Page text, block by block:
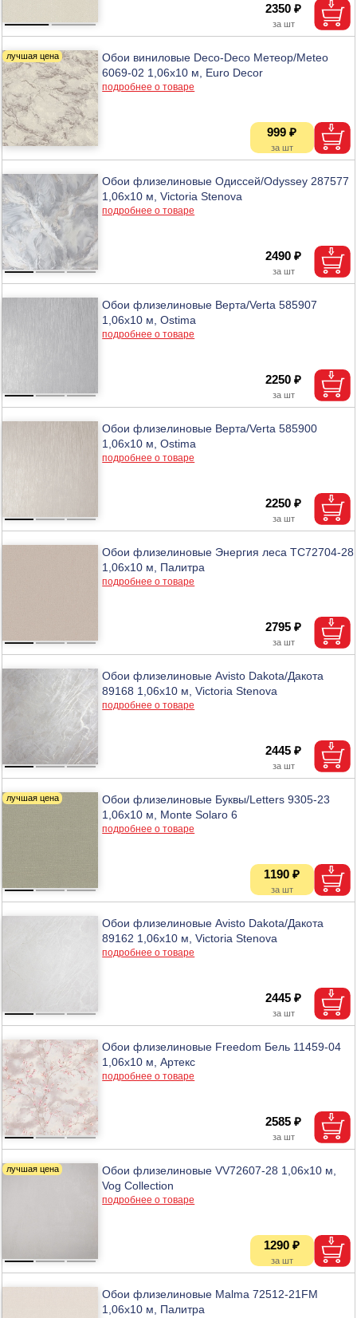
2350 ₽
Обои виниловые Deco-Deco Метеор/Meteo
6069-02 1,06х10 м, Euro Decor
подробнее о товаре
999 ₽
Обои флизелиновые Одиссей/Odyssey 287577
1,06х10 м, Victoria Stenova
подробнее о товаре
2490 ₽
Обои флизелиновые Верта/Verta 585907
1,06х10 м, Ostima
подробнее о товаре
2250 ₽
Обои флизелиновые Верта/Verta 585900
1,06х10 м, Ostima
подробнее о товаре
2250 ₽
Обои флизелиновые Энергия леса TC72704-28
1,06х10 м, Палитра
подробнее о товаре
2795 ₽
Обои флизелиновые Avisto Dakota/Дакота
89168 1,06х10 м, Victoria Stenova
подробнее о товаре
2445 ₽
Обои флизелиновые Буквы/Letters 9305-23
1,06х10 м, Monte Solaro 6
подробнее о товаре
1190 ₽
Обои флизелиновые Avisto Dakota/Дакота
89162 1,06х10 м, Victoria Stenova
подробнее о товаре
2445 ₽
Обои флизелиновые Freedom Бель 11459-04
1,06х10 м, Артекс
подробнее о товаре
2585 ₽
Обои флизелиновые VV72607-28 1,06х10 м,
Vog Collection
подробнее о товаре
1290 ₽
Обои флизелиновые Malma 72512-21FM
1,06х10 м, Палитра